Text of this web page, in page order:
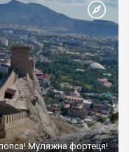
Муляжна фортеця!